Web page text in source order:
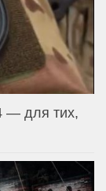
— для тих,